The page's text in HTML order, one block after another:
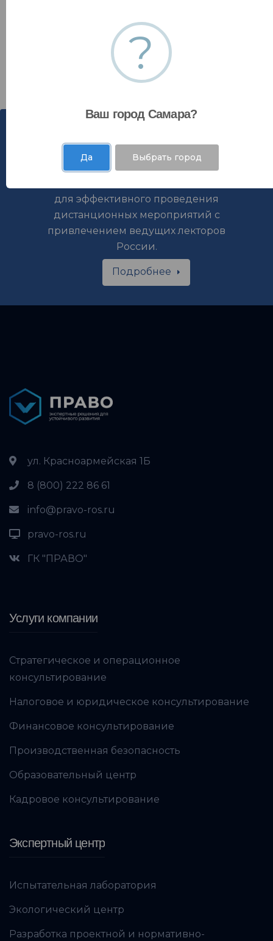
Зарегистрироваться
для эффективного проведения
дистанционных мероприятий с
привлечением ведущих лекторов
России.
Подробнее
ул. Красноармейская 1Б
8 (800) 222 86 61
info@pravo-ros.ru
pravo-ros.ru
ГК "ПРАВО"
Услуги компании
Стратегическое и операционное
консультирование
Налоговое и юридическое консультирование
Финансовое консультирование
Производственная безопасность
Образовательный центр
Кадровое консультирование
Экспертный центр
Испытательная лаборатория
Экологический центр
Разработка проектной и нормативно-
?
Ваш город Самара?
Да Выбрать город